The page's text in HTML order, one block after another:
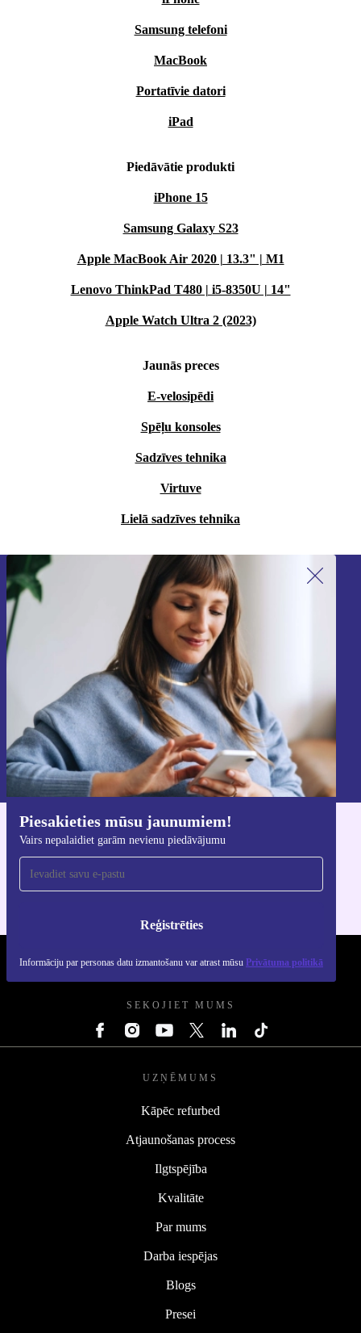
Samsung telefoni
MacBook
Portatīvie datori
iPad
Piedāvātie produkti
iPhone 15
Samsung Galaxy S23
Apple MacBook Air 2020 | 13.3" | M1
Lenovo ThinkPad T480 | i5-8350U | 14"
Apple Watch Ultra 2 (2023)
Jaunās preces
E-velosipēdi
Spēļu konsoles
Sadzīves tehnika
Virtuve
Lielā sadzīves tehnika
Piesakieties mūsu jaunumiem!
Vairs nepalaidiet garām nevienu piedāvājumu
Reģistrēties
Informāciju par personas datu izmantošanu var atrast mūsu Privātuma politikā
Piesakieties mūsu jaunumu
saņemšanai!
Nekad vairs nepalaidiet garām nevienu
piedāvājumu.
Reģistrēties
Informāciju par personas datu izmantošanu varat atrast mūsu
Privātuma politikā.
Lejupielādējiet refurbed lietotni
iOS un Android ierīcēm
REFURBED - RETHINK NEW.
SEKOJIET MUMS
UZŅĒMUMS
Kāpēc refurbed
Atjaunošanas process
Ilgtspējība
Kvalitāte
Par mums
Darba iespējas
Blogs
Presei